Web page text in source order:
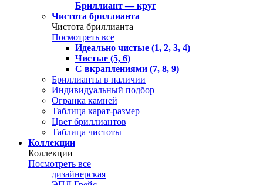
Бриллиант — круг
Чистота бриллианта
Чистота бриллианта
Посмотреть все
Идеально чистые (1, 2, 3, 4)
Чистые (5, 6)
С вкраплениями (7, 8, 9)
Бриллианты в наличии
Индивидуальный подбор
Огранка камней
Таблица карат-размер
Цвет бриллиантов
Таблица чистоты
Коллекции
Коллекции
Посмотреть все
дизайнерская